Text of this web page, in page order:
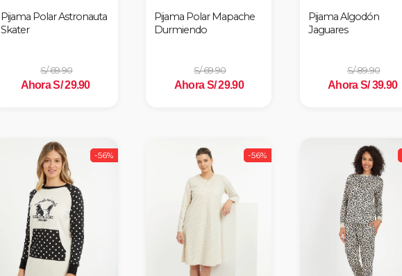
Pijama Polar Astronauta
Skater
S/ 69.90
Ahora S/ 29.90
Pijama Polar Mapache
Durmiendo
S/ 69.90
Ahora S/ 29.90
Pijama Algodón
Jaguares
S/ 89.90
Ahora S/ 39.90
-56% -56%